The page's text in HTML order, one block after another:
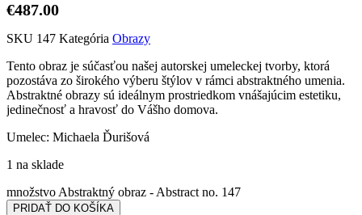
€487.00
SKU 147 Kategória Obrazy
Tento obraz je súčasťou našej autorskej umeleckej tvorby, ktorá
pozostáva zo širokého výberu štýlov v rámci abstraktného umenia.
Abstraktné obrazy sú ideálnym prostriedkom vnášajúcim estetiku,
jedinečnosť a hravosť do Vášho domova.
Umelec: Michaela Ďurišová
1 na sklade
množstvo Abstraktný obraz - Abstract no. 147
PRIDAŤ DO KOŠÍKA